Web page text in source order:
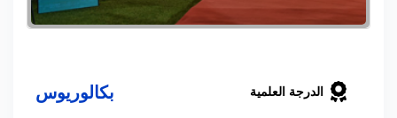
الدرجة العلمية بكالوريوس